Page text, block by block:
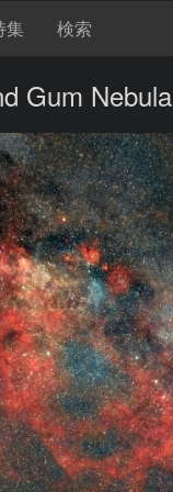
集 検索
Gum Nebula